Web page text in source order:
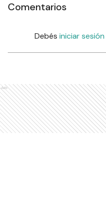
Comentarios
Debés iniciar sesión
Ads